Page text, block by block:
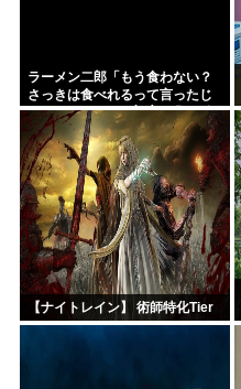
ラーメン二郎「もう食わない？
さっきは食べれるって言ったじ
ゃねーか！」（ヽ´ん`）「」 反
論できる？
【ナイトレイン】 術師特化Tier